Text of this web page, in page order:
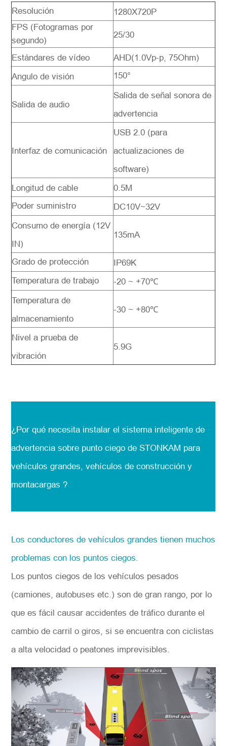
Resolución
1280X720P
FPS (Fotogramas por
segundo)
25/30
Estándares de vídeo
AHD(1.0Vp-p, 75Ohm)
Angulo de visión
150°
Salida de audio
Salida de señal sonora de
advertencia
Interfaz de comunicación
USB 2.0 (para
actualizaciones de
software)
Longitud de cable
0.5M
Poder suministro
DC10V~32V
Consumo de energía (12V
IN)
135mA
Grado de protección
IP69K
Temperatura de trabajo
-20 ~ +70℃
Temperatura de
almacenamiento
-30 ~ +80℃
Nivel a prueba de
vibración
5.9G
¿Por qué necesita instalar el sistema inteligente de
advertencia sobre punto ciego de STONKAM para
vehículos grandes, vehículos de construcción y
montacargas ?
Los conductores de vehículos grandes tienen muchos
problemas con los puntos ciegos.
Los puntos ciegos de los vehículos pesados
(camiones, autobuses etc.) son de gran rango, por lo
que es fácil causar accidentes de tráfico durante el
cambio de carril o giros, si se encuentra con ciclistas
a alta velocidad o peatones imprevisibles.